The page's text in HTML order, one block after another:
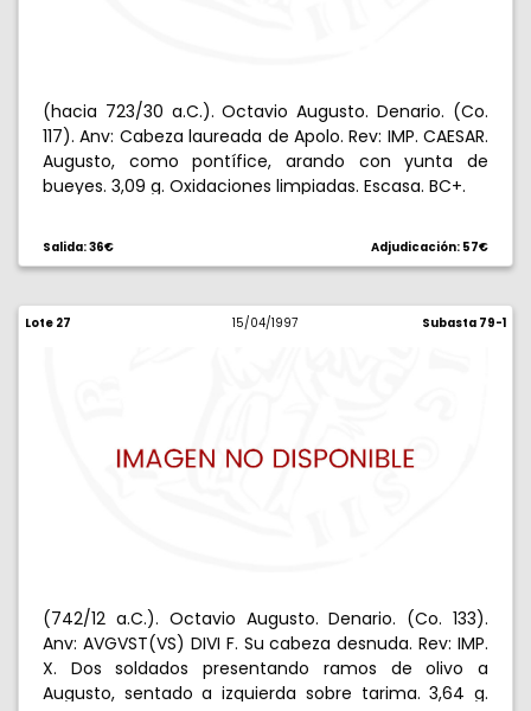
(hacia 723/30 a.C.). Octavio Augusto. Denario. (Co.
117). Anv: Cabeza laureada de Apolo. Rev: IMP. CAESAR.
Augusto, como pontífice, arando con yunta de
bueyes. 3,09 g. Oxidaciones limpiadas. Escasa. BC+.
Salida: 36€ Adjudicación: 57€
Lote 27 15/04/1997 Subasta 79-1
(742/12 a.C.). Octavio Augusto. Denario. (Co. 133).
Anv: AVGVST(VS) DIVI F. Su cabeza desnuda. Rev: IMP.
X. Dos soldados presentando ramos de olivo a
Augusto, sentado a izquierda sobre tarima. 3,64 g.